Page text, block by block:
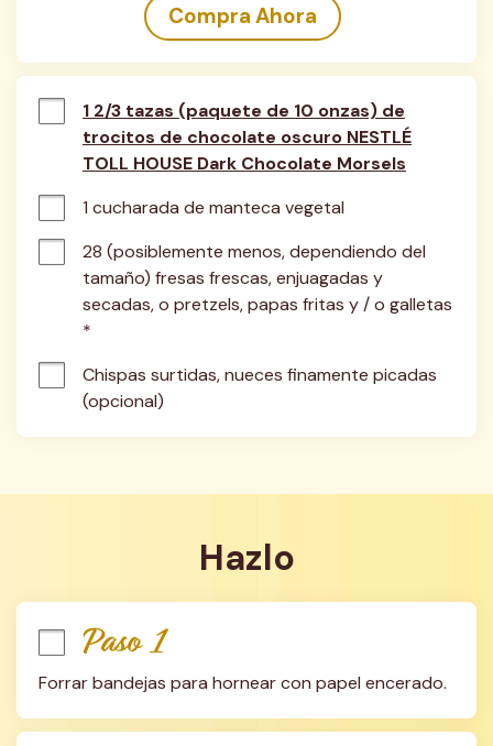
Compra Ahora
1 2/3 tazas (paquete de 10 onzas) de
trocitos de chocolate oscuro NESTLÉ
TOLL HOUSE Dark Chocolate Morsels
1 cucharada de manteca vegetal
28 (posiblemente menos, dependiendo del
tamaño) fresas frescas, enjuagadas y
secadas, o pretzels, papas fritas y / o galletas
*
Chispas surtidas, nueces finamente picadas
(opcional)
Hazlo
Paso 1
Forrar bandejas para hornear con papel encerado.